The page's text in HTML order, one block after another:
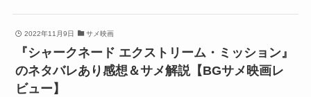
2022年11月9日 サメ映画
『シャークネード エクストリーム・ミッション』
のネタバレあり感想＆サメ解説【BGサメ映画レ
ビュー】